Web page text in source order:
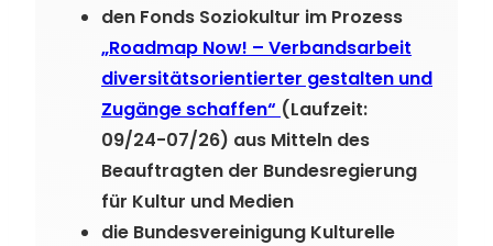
den Fonds Soziokultur im Prozess
„Roadmap Now! – Verbandsarbeit
diversitätsorientierter gestalten und
Zugänge schaffen“ (Laufzeit:
09/24-07/26) aus Mitteln des
Beauftragten der Bundesregierung
für Kultur und Medien
die Bundesvereinigung Kulturelle